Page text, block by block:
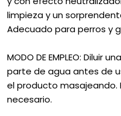
limpieza y un
Adecuado para perros y
MODO DE EMPLEO: Diluir
parte de agua antes de
el producto masajeando.
necesario.